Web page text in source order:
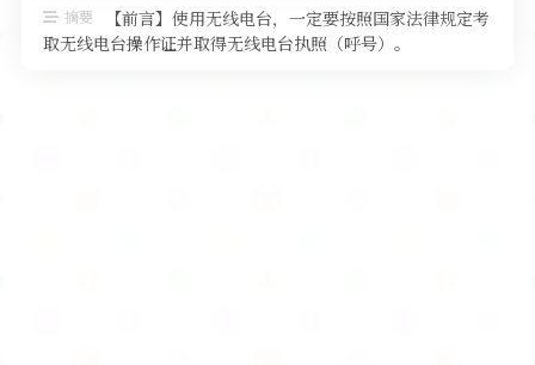
软件
摘要
【前言】使用无线电台，一定要按照国家法律规定考
取无线电台操作证并取得无线电台执照（呼号）。